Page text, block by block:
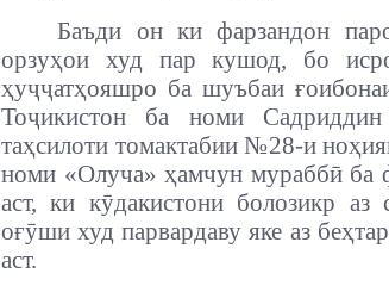
Баъди он ки фарзандон
орзуҳои худ пар кушод, бо
ҳуҷҷатҳояшро ба шуъбаи
Тоҷикистон ба номи
таҳсилоти томактабии №28-и
номи «Олуча» ҳамчун мураббӣ ба
аст, ки кӯдакистони болозикр
оғӯши худ парвардаву яке аз
аст.